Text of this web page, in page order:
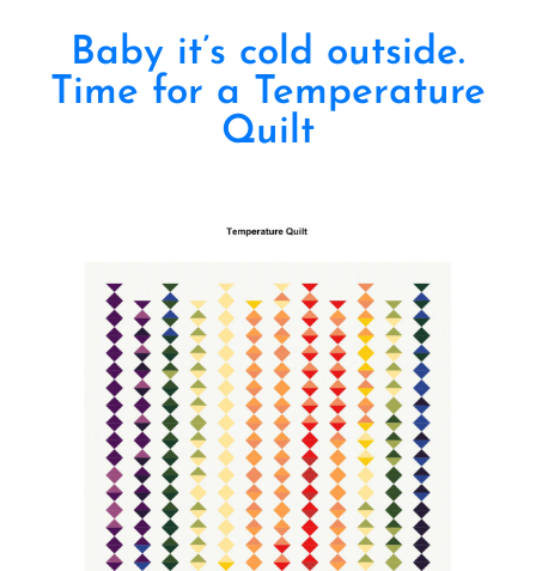
Baby it’s cold outside.
Time for a Temperature
Quilt